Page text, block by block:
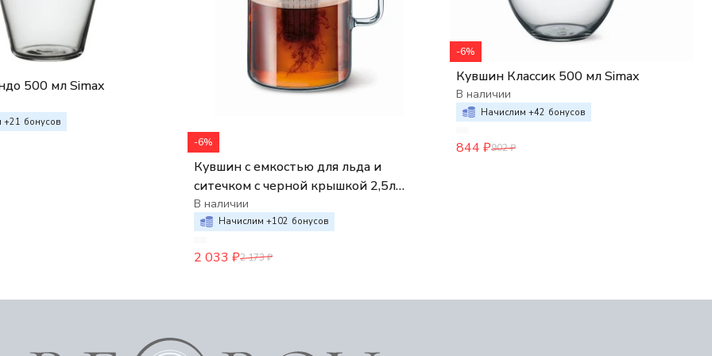
500 мл Simax
+21 бонусов
-6%
Кувшин с емкостью для льда и
ситечком с черной крышкой 2,5л
Simax
В наличии
Начислим +102 бонусов
2 033 ₽2 173₽
-6%
Кувшин Классик 500 мл Simax
В наличии
Начислим +42 бонусов
844 ₽902₽